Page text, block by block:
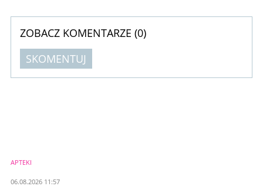
ZOBACZ KOMENTARZE (0)
SKOMENTUJ
APTEKI
06.08.2026 11:57